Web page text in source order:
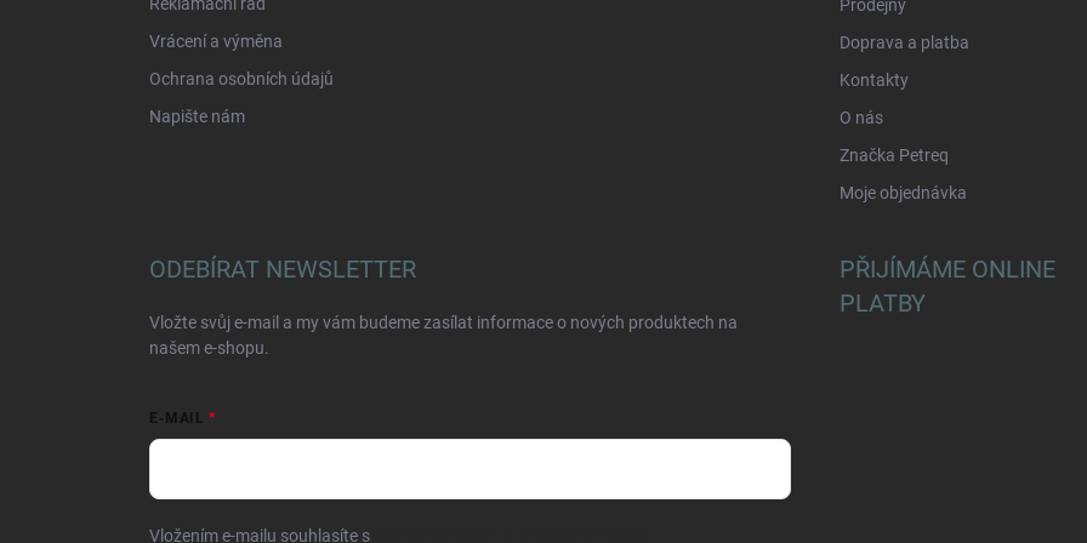
Reklamační řád
Vrácení a výměna
Ochrana osobních údajů
Napište nám
Prodejny
Doprava a platba
Kontakty
O nás
Značka Petreq
Moje objednávka
ODEBÍRAT NEWSLETTER
Vložte svůj e-mail a my vám budeme zasílat informace o nových produktech na
našem e-shopu.
E-MAIL
Vložením e-mailu souhlasíte s
PŘIJÍMÁME ONLINE
PLATBY